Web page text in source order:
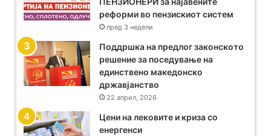
реформи во пензискиот систем
пред 3 недели
Поддршка на предлог законското
решение за поседување на
единствено македонско
државјанство
22 април, 2026
Цени на лековите и криза со
енергенси